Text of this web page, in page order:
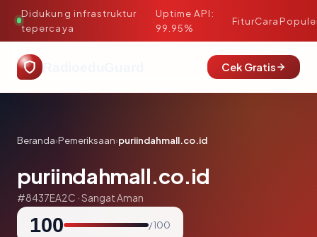
Didukung infrastruktur
tepercaya
·
Uptime API:
99.95%
FiturCara
Cek Gratis
Beranda›Pemeriksaan›puriindahmall.co.id
puriindahmall.co.id
#8437EA2C · Sangat Aman
100 / 100